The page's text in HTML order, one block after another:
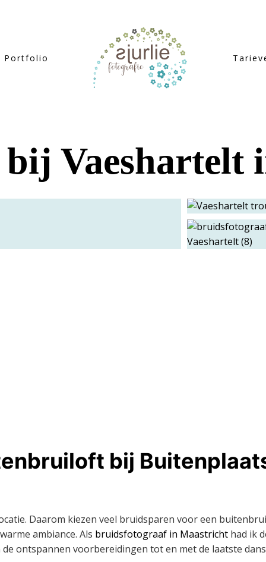
Portfolio
Vaeshartelt
bij
Daarom kiezen veel bruidsparen voor een
ambiance. Als bruidsfotograaf in Maastricht had ik
ontspannen voorbereidingen tot en met de laatste